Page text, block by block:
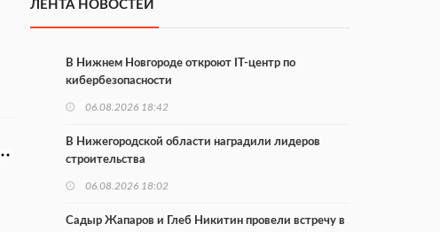
ЛЕНТА НОВОСТЕЙ
В Нижнем Новгороде откроют IT-центр по
кибербезопасности
06.08.2026 18:42
В Нижегородской области наградили лидеров
строительства
06.08.2026 18:02
Садыр Жапаров и Глеб Никитин провели встречу в